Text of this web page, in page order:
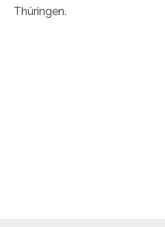
Thüringen.